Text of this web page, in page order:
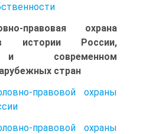
правовая охрана
истории России,
и современном
стран
правовой охраны
правовой охраны